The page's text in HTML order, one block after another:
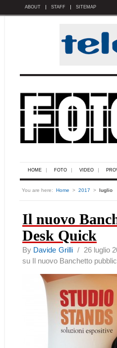
ABOUT STAFF SITEMAP
HOME FOTO VIDEO
You are here: Home > 2017 > luglio
Il nuovo
Desk Quick
By Davide Grilli/ 26 luglio
su Il nuovo Banchetto